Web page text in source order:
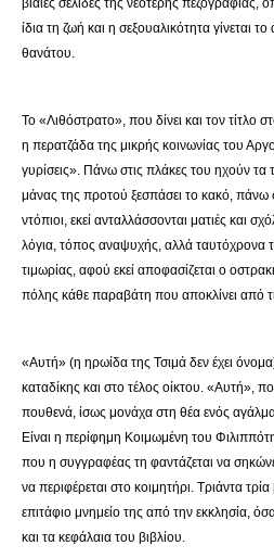
βίαιες σελίδες της νεότερης πεζογραφίας,
ίδια τη ζωή και η σεξουαλικότητα γίνεται
θανάτου.
Το «Λιθόστρατο», που δίνει και τον τίτλο
η περατζάδα της μικρής κοινωνίας του
γυρίσεις». Πάνω στις πλάκες του ηχούν τα
μάνας της προτού ξεσπάσει το κακό, πάνω
ντόπιοι, εκεί ανταλλάσσονται ματιές και
λόγια, τόπος αναψυχής, αλλά ταυτόχρονα
τιμωρίας, αφού εκεί αποφασίζεται ο
πόλης κάθε παραβάτη που αποκλίνει από
«Αυτή» (η ηρωίδα της Τσιμά δεν έχει
καταδίκης και στο τέλος οίκτου. «Αυτή»,
πουθενά, ίσως μονάχα στη θέα ενός
Είναι η περίφημη Κοιμωμένη του
που η συγγραφέας τη φαντάζεται να
να περιφέρεται στο κοιμητήρι. Τριάντα
επιτάφιο μνημείο της από την εκκλησία,
και τα κεφάλαια του βιβλίου.